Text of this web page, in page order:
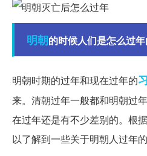
明朝的时候人们是怎么过
明朝时期的过年和现在过年的
来。清朝过年一般都和明朝过
在过年还是有不少差别的。根
以了解到一些关于明朝人过年的